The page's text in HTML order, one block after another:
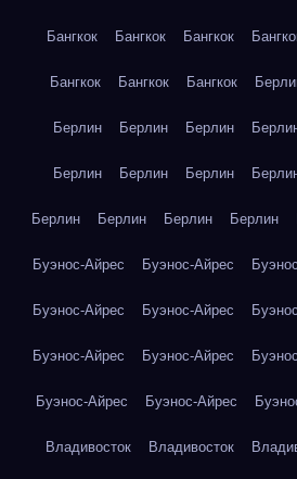
Бангкок Бангкок Бангкок
Бангкок Бангкок Бангкок
Берлин Берлин Берлин
Берлин Берлин Берлин
Берлин Берлин Берлин Берлин
Буэнос-Айрес Буэнос-Айрес
Буэнос-Айрес Буэнос-Айрес
Буэнос-Айрес Буэнос-Айрес
Буэнос-Айрес Буэнос-Айрес
Владивосток Владивосток